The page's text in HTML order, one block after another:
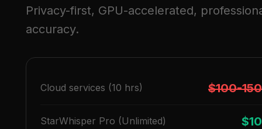
Privacy-first, GPU-accelerated,
accuracy.
Cloud services (10 hrs) $100-
StarWhisper Pro (Unlimited)